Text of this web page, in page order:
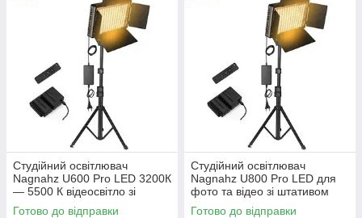
Студійний освітлювач
Nagnahz U600 Pro LED 3200К
— 5500 К відеосвітло зі
штативом
Готово до відправки
Студійний освітлювач
Nagnahz U800 Pro LED для
фото та відео зі штативом
Готово до відправки